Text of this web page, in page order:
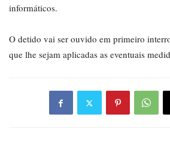
informáticos.
O detido vai ser ouvido em primeiro
que lhe sejam aplicadas as eventuais